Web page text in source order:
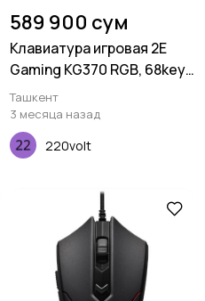
589 900 сум
Клавиатура игровая 2E
Gaming KG370 RGB, 68key,
Gateron Blue Switch, USB,
Black, Ukr
Ташкент
3 месяца назад
220volt